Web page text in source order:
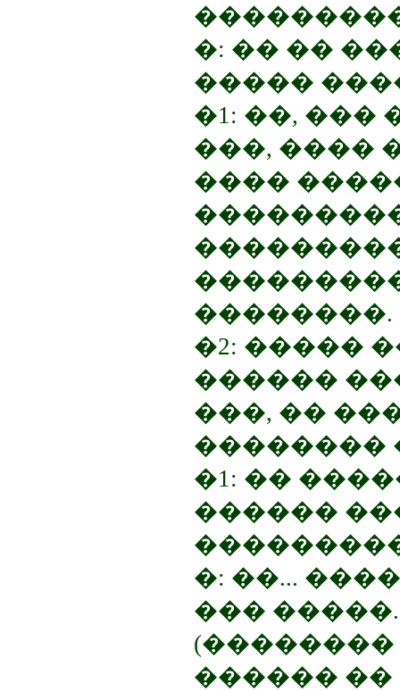
�: �� ��
�����
�1: ��,
���, ����
����
��������.
�2: �����
������
���, ��
��������
�1: ��
������
�: ��...
���
������ ��